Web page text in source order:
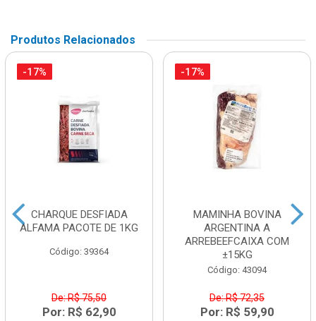
Produtos Relacionados
-17%
CHARQUE DESFIADA
ALFAMA PACOTE DE 1KG
Código: 39364
De: R$ 75,50
Por: R$ 62,90
-17%
MAMINHA BOVINA
ARGENTINA A
ARREBEEFCAIXA COM
±15KG
Código: 43094
De: R$ 72,35
Por: R$ 59,90